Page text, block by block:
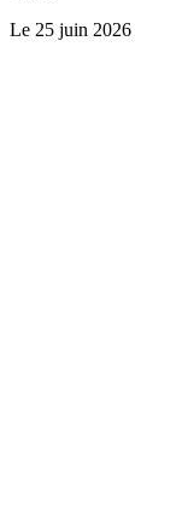
Le 25 juin 2026